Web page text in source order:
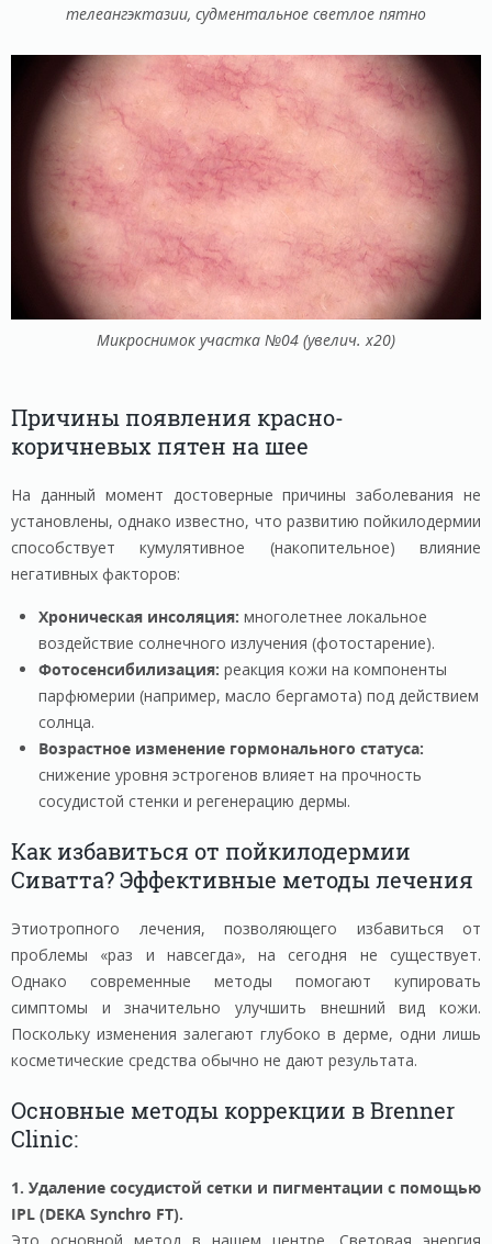
телеангэктазии, судментальное светлое пятно
Микроснимок участка №04 (увелич. х20)
Причины появления красно-
коричневых пятен на шее
На данный момент достоверные причины заболевания не
установлены, однако известно, что развитию пойкилодермии
способствует кумулятивное (накопительное) влияние
негативных факторов:
Хроническая инсоляция: многолетнее локальное
воздействие солнечного излучения (фотостарение).
Фотосенсибилизация: реакция кожи на компоненты
парфюмерии (например, масло бергамота) под действием
солнца.
Возрастное изменение гормонального статуса:
снижение уровня эстрогенов влияет на прочность
сосудистой стенки и регенерацию дермы.
Как избавиться от пойкилодермии
Сиватта? Эффективные методы лечения
Этиотропного лечения, позволяющего избавиться от
проблемы «раз и навсегда», на сегодня не существует.
Однако современные методы помогают купировать
симптомы и значительно улучшить внешний вид кожи.
Поскольку изменения залегают глубоко в дерме, одни лишь
косметические средства обычно не дают результата.
Основные методы коррекции в Brenner
Clinic:
1. Удаление сосудистой сетки и пигментации с помощью
IPL (DEKA Synchro FT).